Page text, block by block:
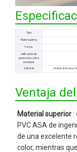
Tipo
Materia prima
Forma
calificación de
protección contra
incendios
Solicitud Granja, villa, casa,
Ventaja
Material superior :
PVC ASA de
de una excelente
color, mientras